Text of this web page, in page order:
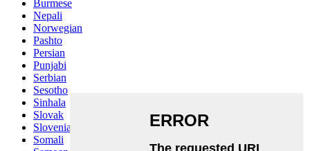
Burmese
Nepali
Norwegian
Pashto
Persian
Punjabi
Serbian
Sesotho
Sinhala
Slovak
Slovenian
Somali